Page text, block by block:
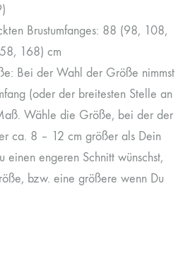
Brustumfanges: 88 (98, 108,
168) cm
Bei der Wahl der Größe nimmst
(oder der breitesten Stelle an
Wähle die Größe, bei der der
ca. 8 – 12 cm größer als Dein
einen engeren Schnitt wünschst,
bzw. eine größere wenn Du